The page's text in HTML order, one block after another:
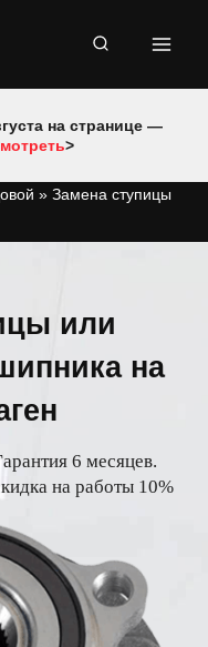
на странице —
>
» Замена ступицы
или
на
6 месяцев.
на работы 10%